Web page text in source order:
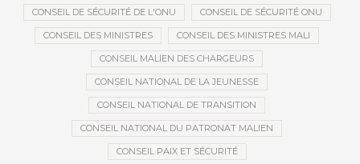
CONSEIL DE SÉCURITÉ DE L'ONU CONSEIL DE SÉCURITÉ ONU
CONSEIL DES MINISTRES CONSEIL DES MINISTRES MALI
CONSEIL MALIEN DES CHARGEURS
CONSEIL NATIONAL DE LA JEUNESSE
CONSEIL NATIONAL DE TRANSITION
CONSEIL NATIONAL DU PATRONAT MALIEN
CONSEIL PAIX ET SÉCURITÉ